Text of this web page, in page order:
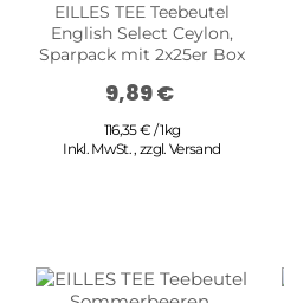
EILLES TEE Teebeutel
English Select Ceylon,
Sparpack mit 2x25er Box
9,89 €
116,35 € / 1kg
Inkl. MwSt.,zzgl.Versand